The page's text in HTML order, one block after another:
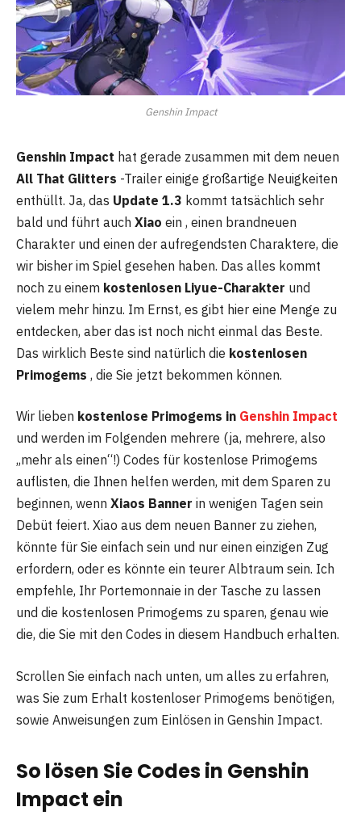
Genshin Impact
Genshin Impact hat gerade zusammen mit dem neuen
All That Glitters -Trailer einige großartige Neuigkeiten
enthüllt. Ja, das Update 1.3 kommt tatsächlich sehr
bald und führt auch Xiao ein , einen brandneuen
Charakter und einen der aufregendsten Charaktere, die
wir bisher im Spiel gesehen haben. Das alles kommt
noch zu einem kostenlosen Liyue-Charakter und
vielem mehr hinzu. Im Ernst, es gibt hier eine Menge zu
entdecken, aber das ist noch nicht einmal das Beste.
Das wirklich Beste sind natürlich die kostenlosen
Primogems , die Sie jetzt bekommen können.
Wir lieben kostenlose Primogems in Genshin Impact
und werden im Folgenden mehrere (ja, mehrere, also
„mehr als einen“!) Codes für kostenlose Primogems
auflisten, die Ihnen helfen werden, mit dem Sparen zu
beginnen, wenn Xiaos Banner in wenigen Tagen sein
Debüt feiert. Xiao aus dem neuen Banner zu ziehen,
könnte für Sie einfach sein und nur einen einzigen Zug
erfordern, oder es könnte ein teurer Albtraum sein. Ich
empfehle, Ihr Portemonnaie in der Tasche zu lassen
und die kostenlosen Primogems zu sparen, genau wie
die, die Sie mit den Codes in diesem Handbuch erhalten.
Scrollen Sie einfach nach unten, um alles zu erfahren,
was Sie zum Erhalt kostenloser Primogems benötigen,
sowie Anweisungen zum Einlösen in Genshin Impact.
So lösen Sie Codes in Genshin
Impact ein